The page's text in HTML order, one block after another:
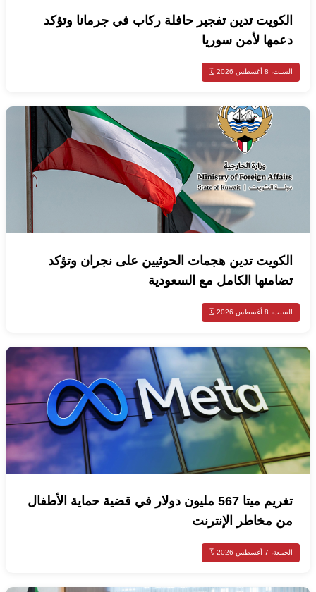
الكويت تدين تفجير حافلة ركاب في جرمانا وتؤكد
دعمها لأمن سوريا
السبت، 8 أغسطس 2026 🗓️
الكويت تدين هجمات الحوثيين على نجران وتؤكد
تضامنها الكامل مع السعودية
السبت، 8 أغسطس 2026 🗓️
تغريم ميتا 567 مليون دولار في قضية حماية الأطفال
من مخاطر الإنترنت
الجمعة، 7 أغسطس 2026 🗓️